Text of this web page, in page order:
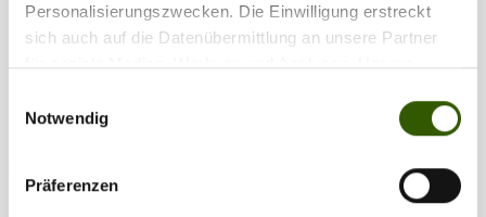
Personalisierungszwecken. Die Einwilligung erstreckt
sich auch auf die Datenübermittlung an unsere Partner
für soziale Medien, Werbung und Analysen. Unsere
weiteren Daten zusammen, die Sie ihnen bereitgestellt
haben oder die sie im Rahmen Ihrer Nutzung der Dienste
Notwendig
Präferenzen
Tags:
Event-News • Season Kickoff •
Dreambaits
•
Onlinemesse • Rabatte
55